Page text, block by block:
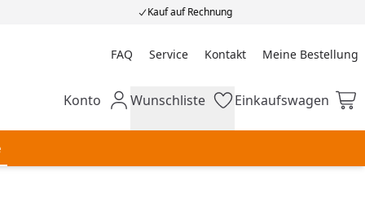
Kauf auf Rechnung
FAQ Service Kontakt Meine Bestellung
Meine Bestellung
Mein Konto
Konto Wunschliste
Wunschliste Einkaufswagen
Einkaufswagen